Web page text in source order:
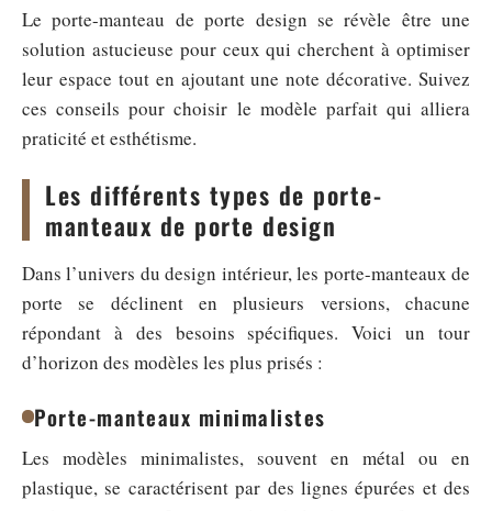
Le porte-manteau de porte design se révèle être une
solution astucieuse pour ceux qui cherchent à optimiser
leur espace tout en ajoutant une note décorative. Suivez
ces conseils pour choisir le modèle parfait qui alliera
praticité et esthétisme.
Les différents types de porte-
manteaux de porte design
Dans l’univers du design intérieur, les porte-manteaux de
porte se déclinent en plusieurs versions, chacune
répondant à des besoins spécifiques. Voici un tour
d’horizon des modèles les plus prisés :
Porte-manteaux minimalistes
Les modèles minimalistes, souvent en métal ou en
plastique, se caractérisent par des lignes épurées et des